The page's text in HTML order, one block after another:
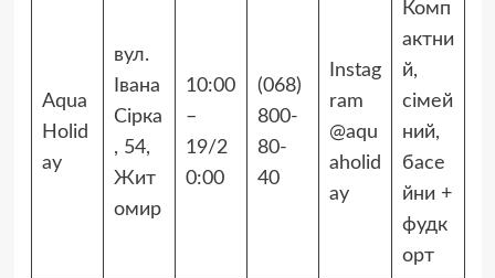
Aqua
Holid
ay
вул.
Івана
Сірка
, 54,
Жит
омир
10:00
–
19/2
0:00
(068)
800-
80-
40
Instag
ram
@aqu
aholid
ay
Комп
актни
й,
сімей
ний,
басе
йни +
фудк
орт